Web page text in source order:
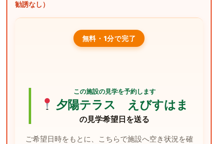
勧誘なし）
無料・1分で完了
この施設の見学を予約します
夕陽テラス えびすはま
の見学希望日を送る
ご希望日時をもとに、こちらで施設へ空き状況を確